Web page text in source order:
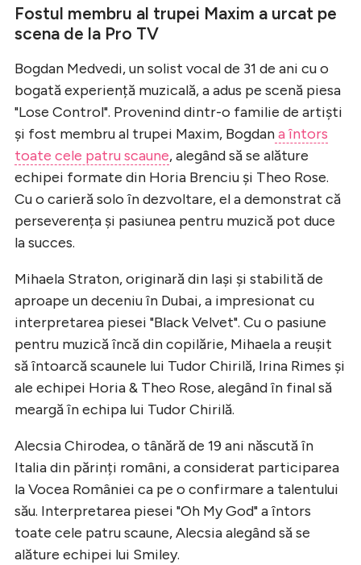
Fostul membru al trupei Maxim a urcat pe
scena de la Pro TV
Bogdan Medvedi, un solist vocal de 31 de ani cu o
bogată experiență muzicală, a adus pe scenă piesa
"Lose Control". Provenind dintr-o familie de artiști
și fost membru al trupei Maxim, Bogdana întors
toate cele patru scaune, alegând să se alăture
echipei formate din Horia Brenciu și Theo Rose.
Cu o carieră solo în dezvoltare, el a demonstrat că
perseverența și pasiunea pentru muzică pot duce
la succes.
Mihaela Straton, originară din Iași și stabilită de
aproape un deceniu în Dubai, a impresionat cu
interpretarea piesei "Black Velvet". Cu o pasiune
pentru muzică încă din copilărie, Mihaela a reușit
să întoarcă scaunele lui Tudor Chirilă, Irina Rimes și
ale echipei Horia & Theo Rose, alegând în final să
meargă în echipa lui Tudor Chirilă.
Alecsia Chirodea, o tânără de 19 ani născută în
Italia din părinți români, a considerat participarea
la Vocea României ca pe o confirmare a talentului
său. Interpretarea piesei "Oh My God" a întors
toate cele patru scaune, Alecsia alegând să se
alăture echipei lui Smiley.